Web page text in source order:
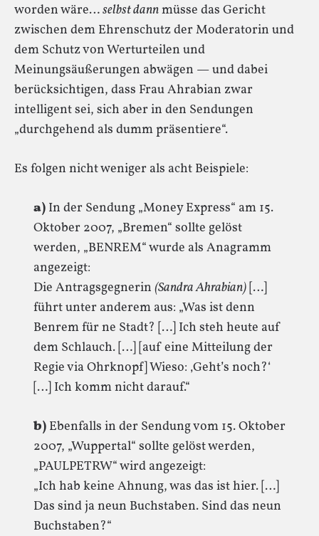
worden wäre…selbst dannmüsse das Gericht
zwischen dem Ehrenschutz der Moderatorin und
dem Schutz von Werturteilen und
Meinungsäußerungen abwägen — und dabei
berücksichtigen, dass Frau Ahrabian zwar
intelligent sei, sich aber in den Sendungen
„durchgehend als dumm präsentiere“.
Es folgen nicht weniger als acht Beispiele:
a) In der Sendung „Money Express“ am 15.
Oktober 2007, „Bremen“ sollte gelöst
werden, „BENREM“ wurde als Anagramm
angezeigt:
Die Antragsgegnerin (Sandra Ahrabian) […]
führt unter anderem aus: „Was ist denn
Benrem für ne Stadt? […] Ich steh heute auf
dem Schlauch. […] [auf eine Mitteilung der
Regie via Ohrknopf] Wieso: ‚Geht’s noch?‘
[…] Ich komm nicht darauf.“
b) Ebenfalls in der Sendung vom 15. Oktober
2007, „Wuppertal“ sollte gelöst werden,
„PAULPETRW“ wird angezeigt:
„Ich hab keine Ahnung, was das ist hier. […]
Das sind ja neun Buchstaben. Sind das neun
Buchstaben?“